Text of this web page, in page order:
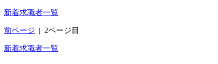
新着求職者一覧
前ページ | 2ページ目
新着求職者一覧